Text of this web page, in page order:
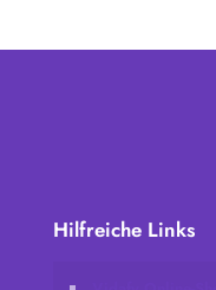
Hilfreiche Links